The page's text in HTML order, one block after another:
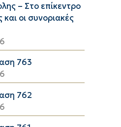
– Στο επίκεντρο
και οι συνοριακές
763
762